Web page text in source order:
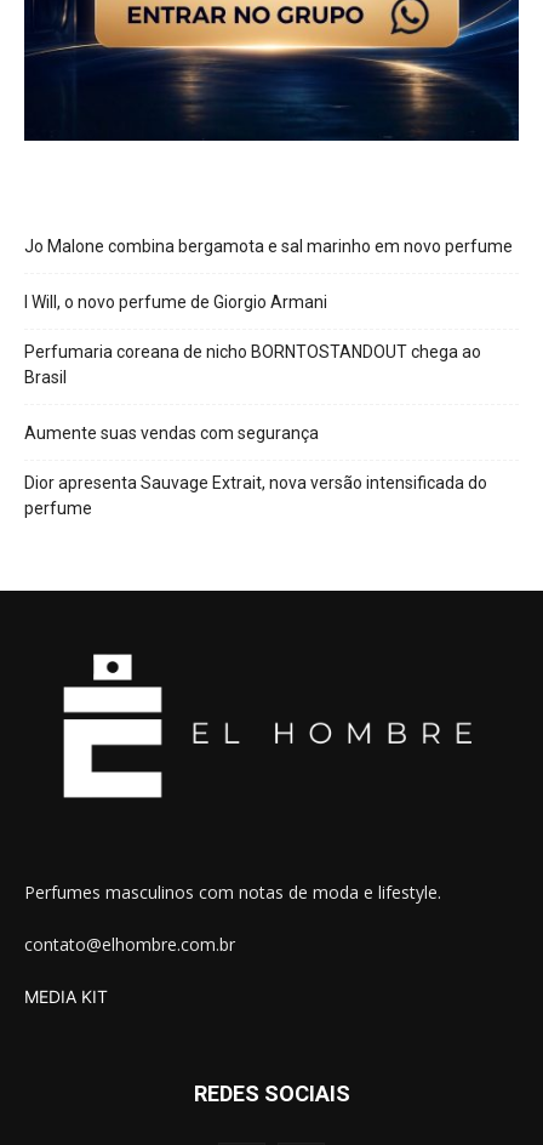
Jo Malone combina bergamota e sal marinho em novo perfume
I Will, o novo perfume de Giorgio Armani
Perfumaria coreana de nicho BORNTOSTANDOUT chega ao
Brasil
Aumente suas vendas com segurança
Dior apresenta Sauvage Extrait, nova versão intensificada do
perfume
Perfumes masculinos com notas de moda e lifestyle.
contato@elhombre.com.br
MEDIA KIT
REDES SOCIAIS